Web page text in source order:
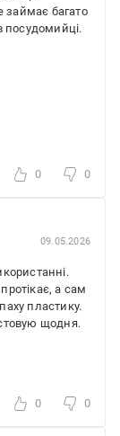
займає багато
посудомийці.
0 0
09.05.2026
а сам
пластику.
щодня.
0 0